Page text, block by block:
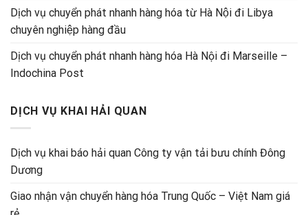
Dịch vụ chuyển phát nhanh hàng hóa từ Hà Nội đi Libya
chuyên nghiệp hàng đầu
Dịch vụ chuyển phát nhanh hàng hóa Hà Nội đi Marseille –
Indochina Post
DỊCH VỤ KHAI HẢI QUAN
Dịch vụ khai báo hải quan Công ty vận tải bưu chính Đông
Dương
Giao nhận vận chuyển hàng hóa Trung Quốc – Việt Nam giá